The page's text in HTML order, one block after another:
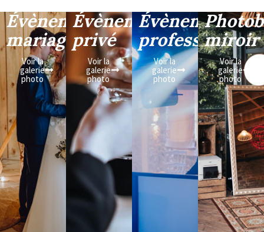
Évènement
mariage
Voir la
galerie
photo
Évènement
privé
Voir la
galerie
photo
Évènement
professionnel
Voir la
galerie
photo
miroir
Voir la
galerie
photo